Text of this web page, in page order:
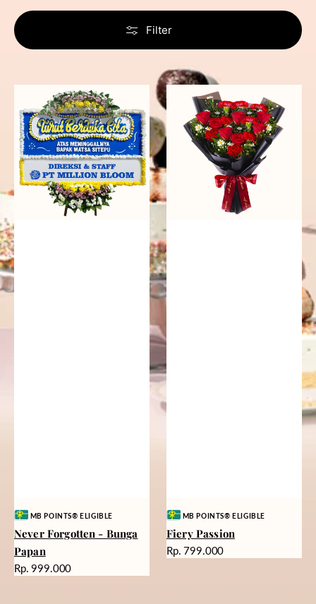
Filter
Forgotten
Bunga
Papan
Vendor:MB POINTS® ELIGIBLE
Never Forgotten - Bunga
Papan
Harga
Rp. 999.000
Fiery
Passion
Vendor:MB POINTS® ELIGIBLE
Fiery Passion
Harga
Rp. 799.000